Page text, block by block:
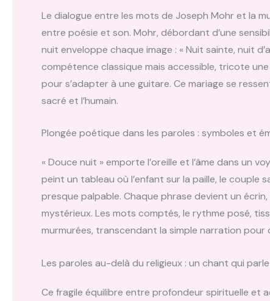
Le dialogue entre les mots de Joseph Mohr et la
entre poésie et son. Mohr, débordant d’une
nuit enveloppe chaque image : « Nuit sainte, nuit
compétence classique mais accessible, tricote
pour s’adapter à une guitare. Ce mariage se
sacré et l’humain.
Plongée poétique dans les paroles : symboles et
« Douce nuit » emporte l’oreille et l’âme dans un
peint un tableau où l’enfant sur la paille, le couple
presque palpable. Chaque phrase devient un
mystérieux. Les mots comptés, le rythme posé,
murmurées, transcendant la simple narration pour
Les paroles au-delà du religieux : un chant qui
Ce fragile équilibre entre profondeur spirituelle et